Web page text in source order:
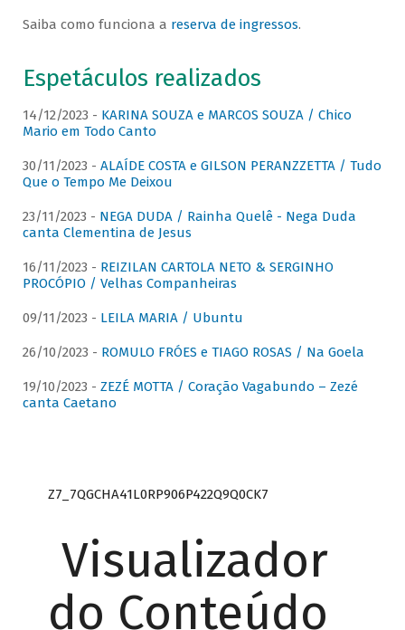
Saiba como funciona a reserva de ingressos.
Espetáculos realizados
14/12/2023 - KARINA SOUZA e MARCOS SOUZA / Chico
Mario em Todo Canto
30/11/2023 - ALAÍDE COSTA e GILSON PERANZZETTA / Tudo
Que o Tempo Me Deixou
23/11/2023 - NEGA DUDA / Rainha Quelê - Nega Duda
canta Clementina de Jesus
16/11/2023 - REIZILAN CARTOLA NETO & SERGINHO
PROCÓPIO / Velhas Companheiras
09/11/2023 - LEILA MARIA / Ubuntu
26/10/2023 - ROMULO FRÓES e TIAGO ROSAS / Na Goela
19/10/2023 - ZEZÉ MOTTA / Coração Vagabundo – Zezé
canta Caetano
Z7_7QGCHA41L0RP906P422Q9Q0CK7
Visualizador
do Conteúdo